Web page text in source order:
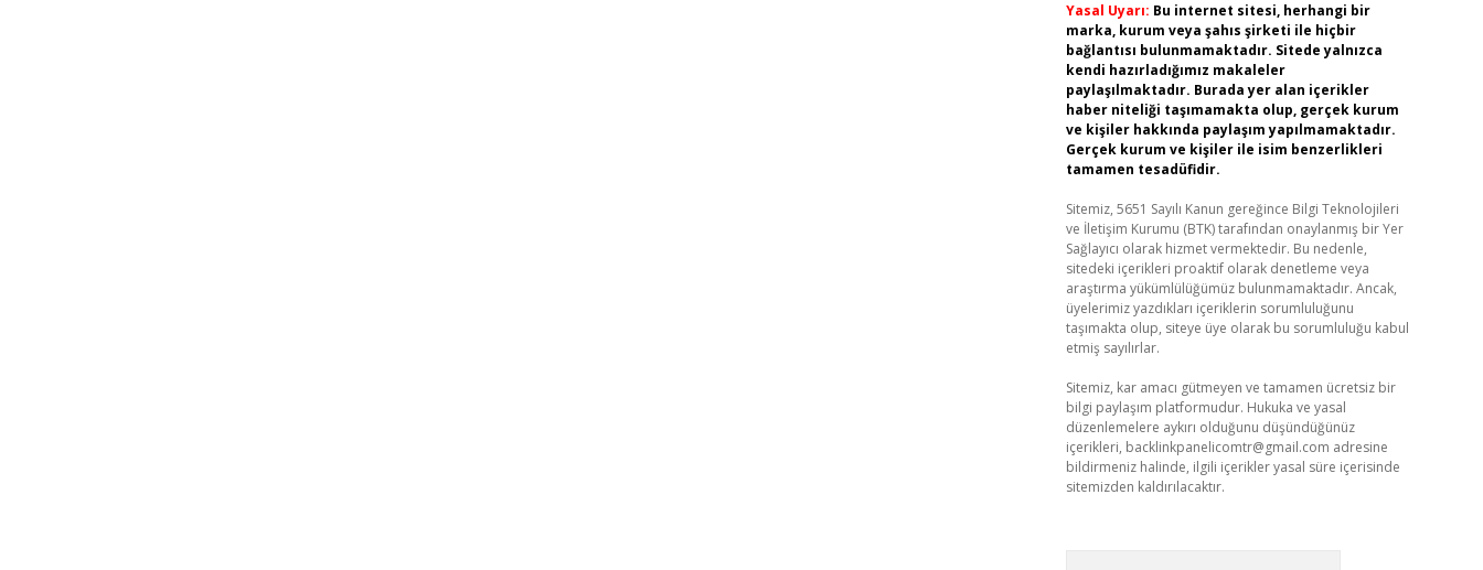
Yasal Uyarı: Bu internet sitesi, herhangi bir
marka, kurum veya şahıs şirketi ile hiçbir
bağlantısı bulunmamaktadır. Sitede yalnızca
kendi hazırladığımız makaleler
paylaşılmaktadır. Burada yer alan içerikler
haber niteliği taşımamakta olup, gerçek kurum
ve kişiler hakkında paylaşım yapılmamaktadır.
Gerçek kurum ve kişiler ile isim benzerlikleri
tamamen tesadüfidir.
Sitemiz, 5651 Sayılı Kanun gereğince Bilgi Teknolojileri
ve İletişim Kurumu (BTK) tarafından onaylanmış bir Yer
Sağlayıcı olarak hizmet vermektedir. Bu nedenle,
sitedeki içerikleri proaktif olarak denetleme veya
araştırma yükümlülüğümüz bulunmamaktadır. Ancak,
üyelerimiz yazdıkları içeriklerin sorumluluğunu
taşımakta olup, siteye üye olarak bu sorumluluğu kabul
etmiş sayılırlar.
Sitemiz, kar amacı gütmeyen ve tamamen ücretsiz bir
bilgi paylaşım platformudur. Hukuka ve yasal
düzenlemelere aykırı olduğunu düşündüğünüz
içerikleri, backlinkpanelicomtr@gmail.com adresine
bildirmeniz halinde, ilgili içerikler yasal süre içerisinde
sitemizden kaldırılacaktır.